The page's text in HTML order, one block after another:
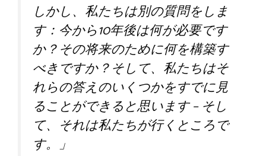
しかし、私たちは別の質問をしま
す：今から10年後は何が必要です
か？その将来のために何を構築す
べきですか？そして、私たちはそ
れらの答えのいくつかをすでに見
ることができると思います – そし
て、それは私たちが行くところで
す。」